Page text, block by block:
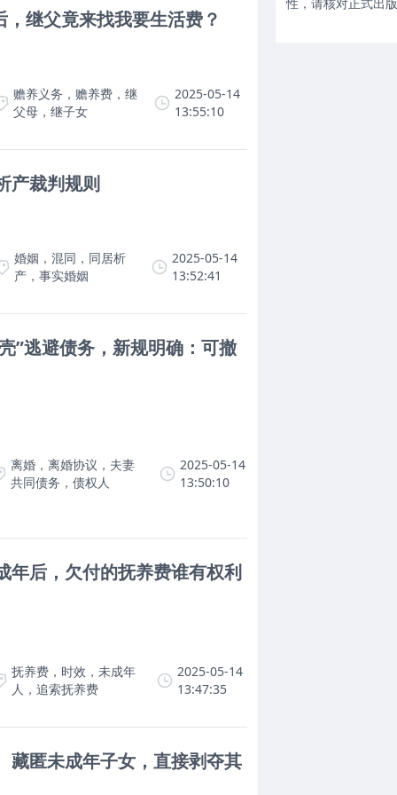
继父竟来找我要生活费？
赡养义务，赡养费，继
父母，继子女
2025-05-14
13:55:10
产裁判规则
婚姻，混同，同居析
产，事实婚姻
2025-05-14
13:52:41
”逃避债务，新规明确：可撤
离婚，离婚协议，夫妻
共同债务，债权人
2025-05-14
13:50:10
年后，欠付的抚养费谁有权利
抚养费，时效，未成年
人，追索抚养费
2025-05-14
13:47:35
藏匿未成年子女，直接剥夺其